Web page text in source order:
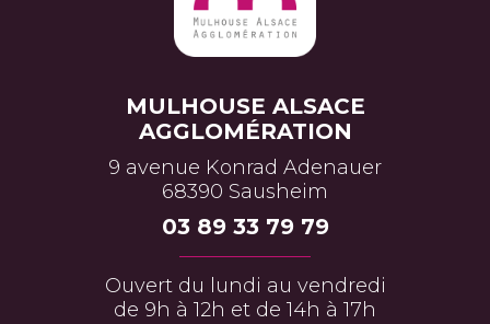
MULHOUSE ALSACE
AGGLOMÉRATION
9 avenue Konrad Adenauer
68390 Sausheim
03 89 33 79 79
Ouvert du lundi au vendredi
de 9h à 12h et de 14h à 17h